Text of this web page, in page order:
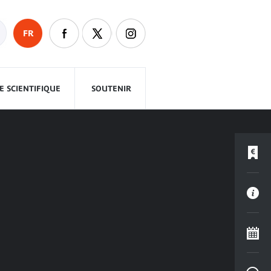
FR
SCIENTIFIQUE SOUTENIR